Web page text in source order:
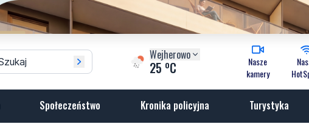
Wejherowo
25 oC
Nasze
kamery
Społeczeństwo Kronika policyjna Turystyka